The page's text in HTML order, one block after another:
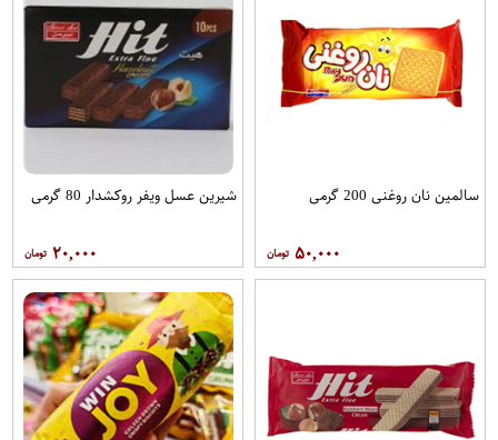
سالمین نان روغنی 200 گرمی
۵۰,۰۰۰
شیرین عسل ویفر روکشدار 80 گرمی
۲۰,۰۰۰